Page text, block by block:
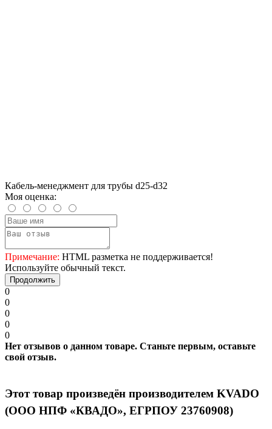
Кабель-менеджмент для трубы d25-d32
Моя оценка:
Примечание: HTML разметка не поддерживается!
Используйте обычный текст.
Продолжить
0
0
0
0
0
Нет отзывов о данном товаре. Станьте первым, оставьте
свой отзыв.
Этот товар произведён производителем KVADO
(ООО НПФ «КВАДО», ЕГРПОУ 23760908)